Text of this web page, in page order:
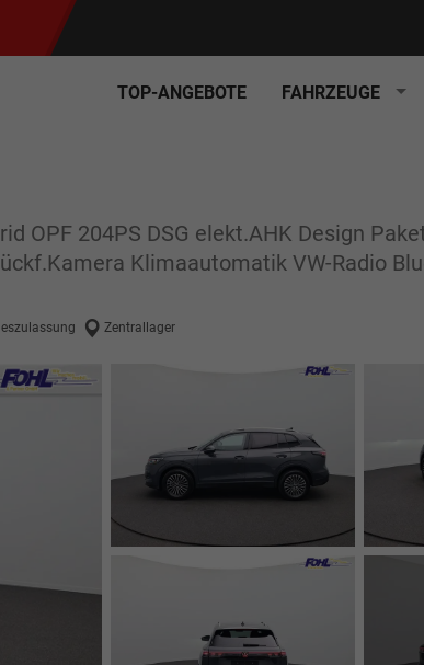
TOP-ANGEBOTE FAHRZEUGE
OPF 204PS DSG elekt.AHK Design
Klimaautomatik VW-Radio
Zentrallager